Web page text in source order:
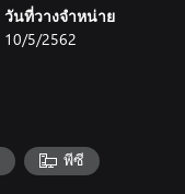
วันที่วางจำหน่าย
10/5/2562
พีซี